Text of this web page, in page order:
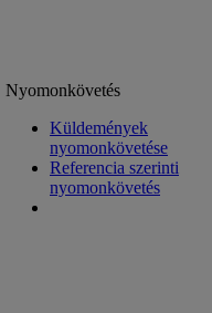
Nyomonkövetés
Küldemények
nyomonkövetése
Referencia szerinti
nyomonkövetés